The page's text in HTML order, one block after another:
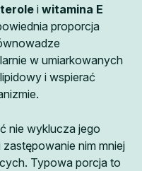
i witamina E
proporcja
w umiarkowanych
i wspierać
nie wyklucza jego
nim mniej
Typowa porcja to